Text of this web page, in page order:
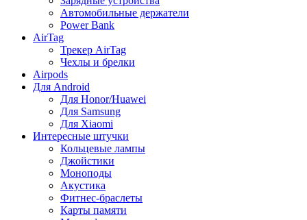
Автомобильные держатели
Power Bank
AirTag
Трекер AirTag
Чехлы и брелки
Airpods
Для Android
Для Honor/Huawei
Для Samsung
Для Xiaomi
Интересные штучки
Кольцевые лампы
Джойстики
Моноподы
Акустика
Фитнес-браслеты
Карты памяти